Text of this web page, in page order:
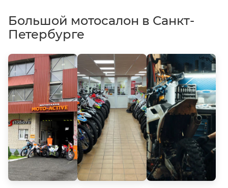
Большой мотосалон в Санкт-
Петербурге